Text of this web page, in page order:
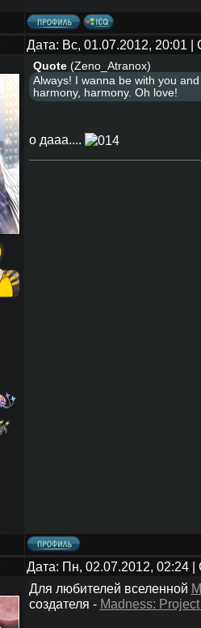
Дата: Вс, 01.07.2012, 20:01
Quote(Zeno_Atranox)
Always! I wanna be with you
harmony, harmony. Oh love!
о дааа....
Дата: Пн, 02.07.2012, 02:24
Для любителей вселенной
создателя - Madness: